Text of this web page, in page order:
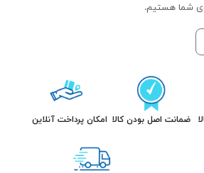
ضمانت اصل بودن کالا امکان پرداخت آنلاین